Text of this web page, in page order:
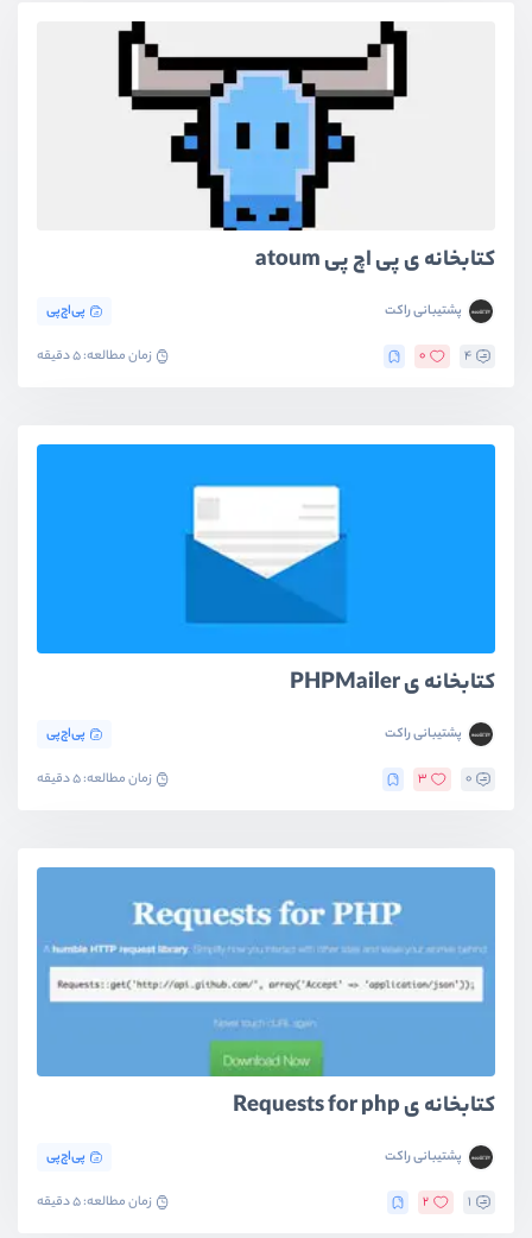
کتابخانه ی پی اچ پی atoum
پشتیبانی راکت پی‌اچ‌پی
4
0 زمان مطالعه: 5 دقیقه
کتابخانه ی PHPMailer
پشتیبانی راکت پی‌اچ‌پی
0
3 زمان مطالعه: 5 دقیقه
کتابخانه ی Requests for php
پشتیبانی راکت پی‌اچ‌پی
1
2 زمان مطالعه: 5 دقیقه